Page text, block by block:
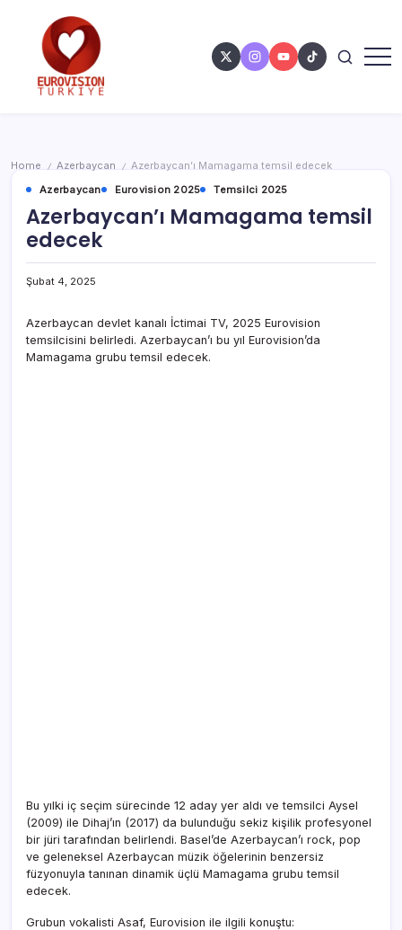
Home / Azerbaycan /
Azerbaycan’ı Mamagama temsil edecek
Azerbaycan
Eurovision 2025 Temsilci 2025
Azerbaycan’ı Mamagama temsil
edecek
Şubat 4, 2025
Azerbaycan devlet kanalı İctimai TV, 2025 Eurovision
temsilcisini belirledi. Azerbaycan’ı bu yıl Eurovision’da
Mamagama grubu temsil edecek.
Bu yılki iç seçim sürecinde 12 aday yer aldı ve temsilci Aysel
(2009) ile Dihaj’ın (2017) da bulunduğu sekiz kişilik profesyonel
bir jüri tarafından belirlendi. Basel’de Azerbaycan’ı rock, pop
ve geleneksel Azerbaycan müzik öğelerinin benzersiz
füzyonuyla tanınan dinamik üçlü Mamagama grubu temsil
edecek.
Grubun vokalisti Asaf, Eurovision ile ilgili konuştu: